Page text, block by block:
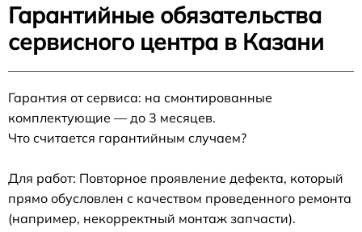
Гарантийные обязательства
сервисного центра в Казани
Гарантия от сервиса: на смонтированные
комплектующие — до 3 месяцев.
Что считается гарантийным случаем?
Для работ: Повторное проявление дефекта, который
прямо обусловлен с качеством проведенного ремонта
(например, некорректный монтаж запчасти).